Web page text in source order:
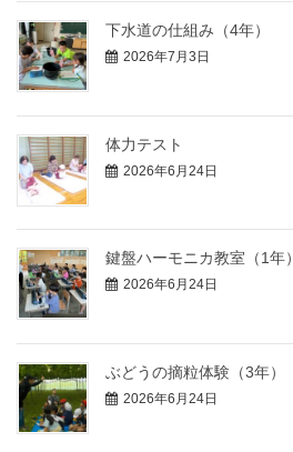
下水道の仕組み（4年）
2026年7月3日
体力テスト
2026年6月24日
鍵盤ハーモニカ教室（1年）
2026年6月24日
ぶどうの摘粒体験（3年）
2026年6月24日